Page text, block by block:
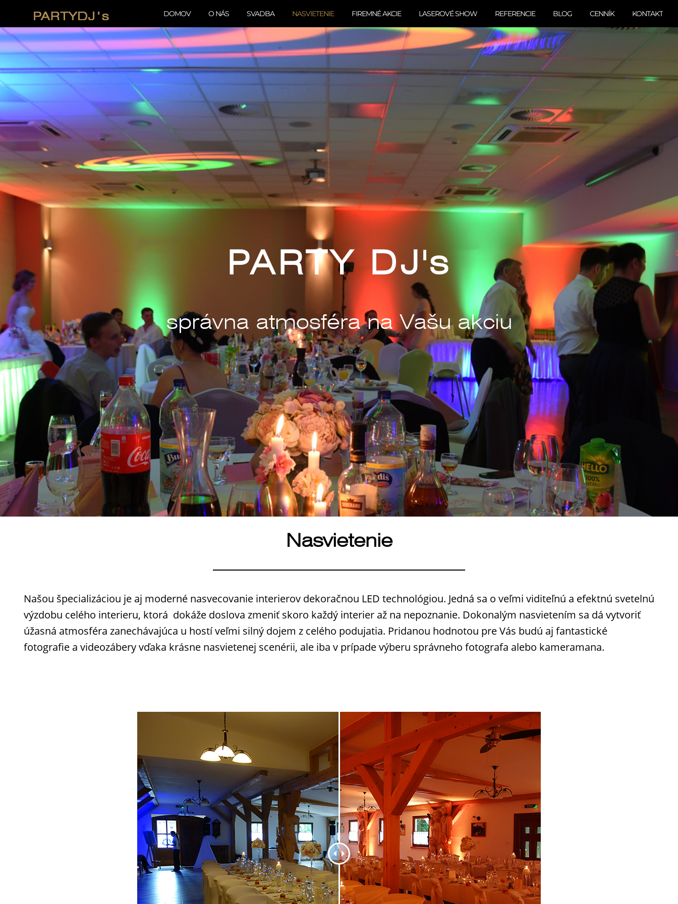
DOMOV O NÁS SVADBA NASVIETENIE FIREMNÉ AKCIE LASEROVÉ SHOW REFERENCIE BLOG CENNÍK KONTAKT
PARTY DJ's
správna atmosféra na Vašu akciu
Nasvietenie
Našou špecializáciou je aj moderné nasvecovanie interierov dekoračnou LED technológiou. Jedná sa o veľmi viditeľnú a efektnú svetelnú
výzdobu celého interieru, ktorá dokáže doslova zmeniť skoro každý interier až na nepoznanie. Dokonalým nasvietením sa dá vytvoriť
úžasná atmosféra zanechávajúca u hostí veľmi silný dojem z celého podujatia. Pridanou hodnotou pre Vás budú aj fantastické
fotografie a videozábery vďaka krásne nasvietenej scenérii, ale iba v prípade výberu správneho fotografa alebo kameramana.